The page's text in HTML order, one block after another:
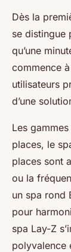
Dès la
se distingue
qu’une
commence
utilisateurs
d’une
Les
places, le
places sont
ou la
un spa rond
pour
spa Lay-Z
polyvalence